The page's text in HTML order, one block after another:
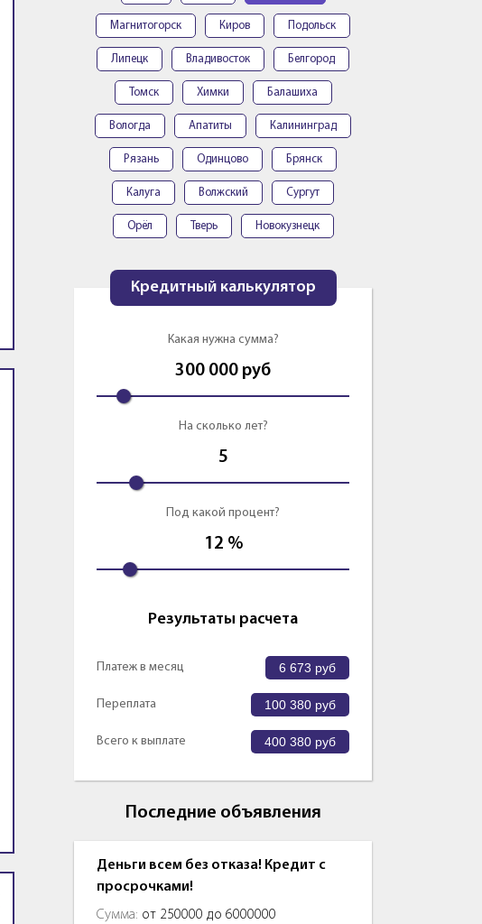
Магнитогорск Киров Подольск
Липецк Владивосток Белгород
Томск Химки Балашиха
Вологда Апатиты Калининград
Рязань Одинцово Брянск
Калуга Волжский Сургут
Орёл Тверь Новокузнецк
Кредитный калькулятор
Какая нужна сумма?
300 000 руб
На сколько лет?
5
Под какой процент?
12 %
Результаты расчета
Платеж в месяц 6 673 руб
Переплата 100 380 руб
Всего к выплате 400 380 руб
Последние объявления
Деньги всем без отказа! Кредит с
просрочками!
Сумма: от 250000 до 6000000